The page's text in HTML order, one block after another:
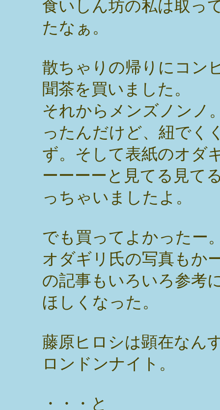
食いしん坊の私は取っ
たなぁ。
散ちゃりの帰りにコン
聞茶を買いました。
それからメンズノンノ
ったんだけど、紐でく
ず。そして表紙のオダ
ーーーーと見てる見て
っちゃいましたよ。
でも買ってよかったー
オダギリ氏の写真もか
の記事もいろいろ参考
ほしくなった。
藤原ヒロシは顕在なん
ロンドンナイト。
・・・と